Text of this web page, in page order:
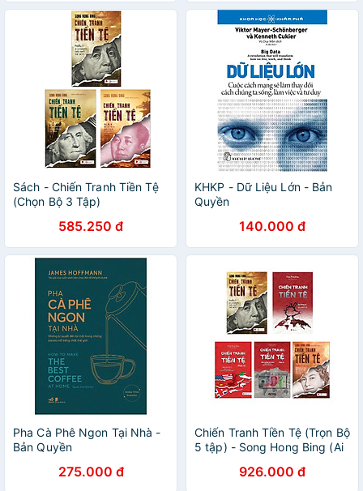
Sách - Chiến Tranh Tiền Tệ
(Chọn Bộ 3 Tập)
585.250 đ
KHKP - Dữ Liệu Lớn - Bản
Quyền
140.000 đ
Pha Cà Phê Ngon Tại Nhà -
Bản Quyền
275.000 đ
Chiến Tranh Tiền Tệ (Trọn Bộ
5 tập) - Song Hong Bing (Ai
Sự thống trị của quyền lực
926.000 đ